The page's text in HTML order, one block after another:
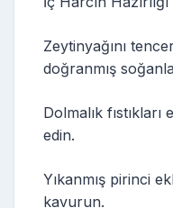
Zeytinyağını
doğranmış
Dolmalık
edin.
Yıkanmış pirinci
kavurun.